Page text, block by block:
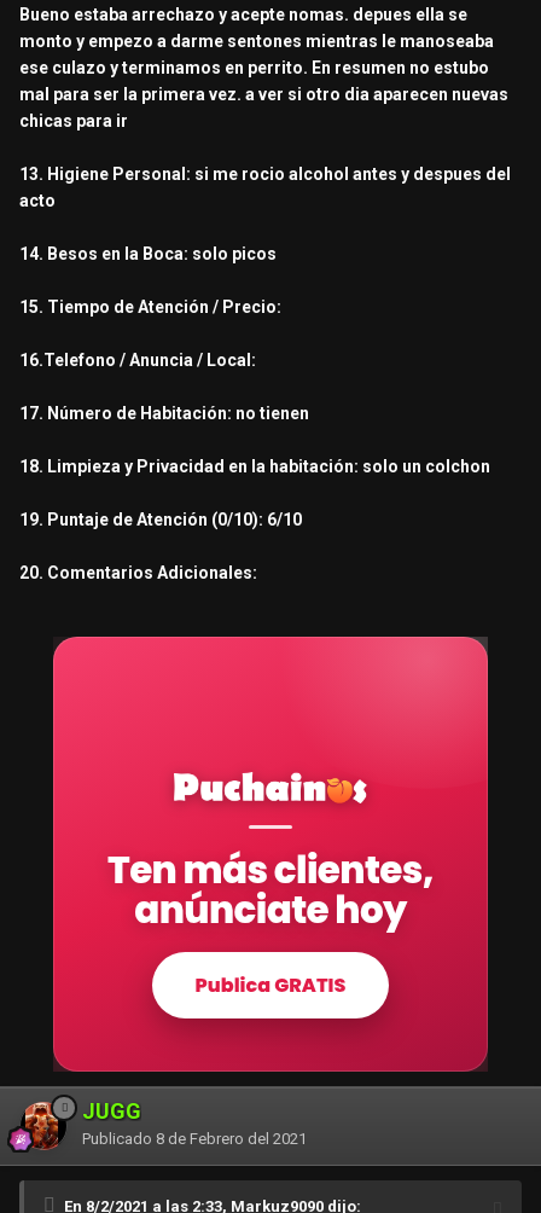
Bueno estaba arrechazo y acepte nomas. depues ella se
monto y empezo a darme sentones mientras le manoseaba
ese culazo y terminamos en perrito. En resumen no estubo
mal para ser la primera vez. a ver si otro dia aparecen nuevas
chicas para ir
13. Higiene Personal: si me rocio alcohol antes y despues del
acto
14. Besos en la Boca: solo picos
15. Tiempo de Atención / Precio:
16.Telefono / Anuncia / Local:
17. Número de Habitación: no tienen
18. Limpieza y Privacidad en la habitación: solo un colchon
19. Puntaje de Atención (0/10): 6/10
20. Comentarios Adicionales:
JUGG
Publicado 8 de Febrero del 2021
En 8/2/2021 a las 2:33, Markuz9090 dijo: